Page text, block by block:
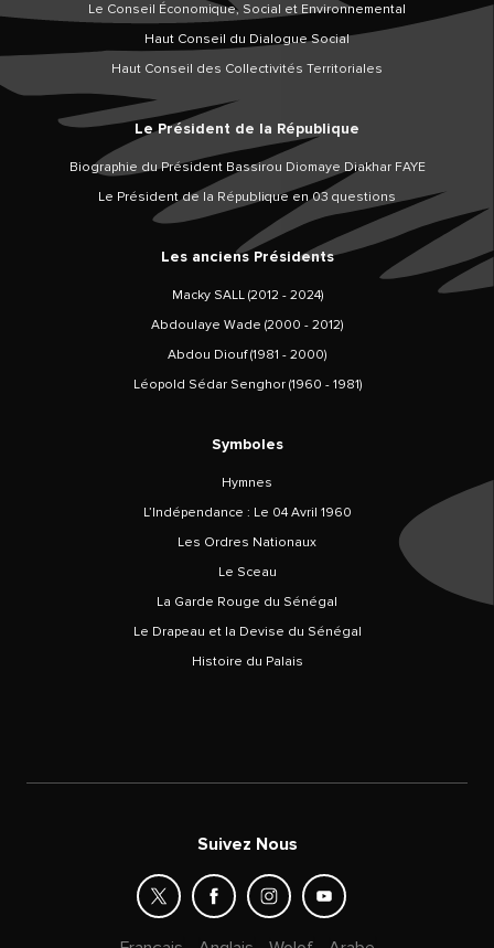
Le Conseil Économique, Social et Environnemental
Haut Conseil du Dialogue Social
Haut Conseil des Collectivités Territoriales
Le Président de la République
Biographie du Président Bassirou Diomaye Diakhar FAYE
Le Président de la République en 03 questions
Les anciens Présidents
Macky SALL (2012 - 2024)
Abdoulaye Wade (2000 - 2012)
Abdou Diouf (1981 - 2000)
Léopold Sédar Senghor (1960 - 1981)
Symboles
Hymnes
L’Indépendance : Le 04 Avril 1960
Les Ordres Nationaux
Le Sceau
La Garde Rouge du Sénégal
Le Drapeau et la Devise du Sénégal
Histoire du Palais
Suivez Nous